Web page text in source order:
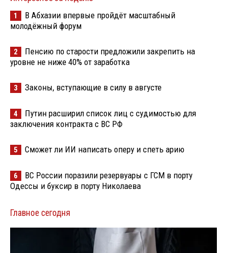
1
В Абхазии впервые пройдёт масштабный
молодёжный форум
2
Пенсию по старости предложили закрепить на
уровне не ниже 40% от заработка
3 Законы, вступающие в силу в августе
4
Путин расширил список лиц с судимостью для
заключения контракта с ВС РФ
5 Сможет ли ИИ написать оперу и спеть арию
6
ВС России поразили резервуары с ГСМ в порту
Одессы и буксир в порту Николаева
Главное сегодня